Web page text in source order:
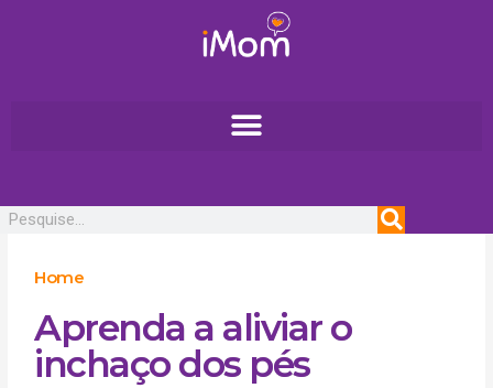
Home
Aprenda a aliviar o
inchaço dos pés